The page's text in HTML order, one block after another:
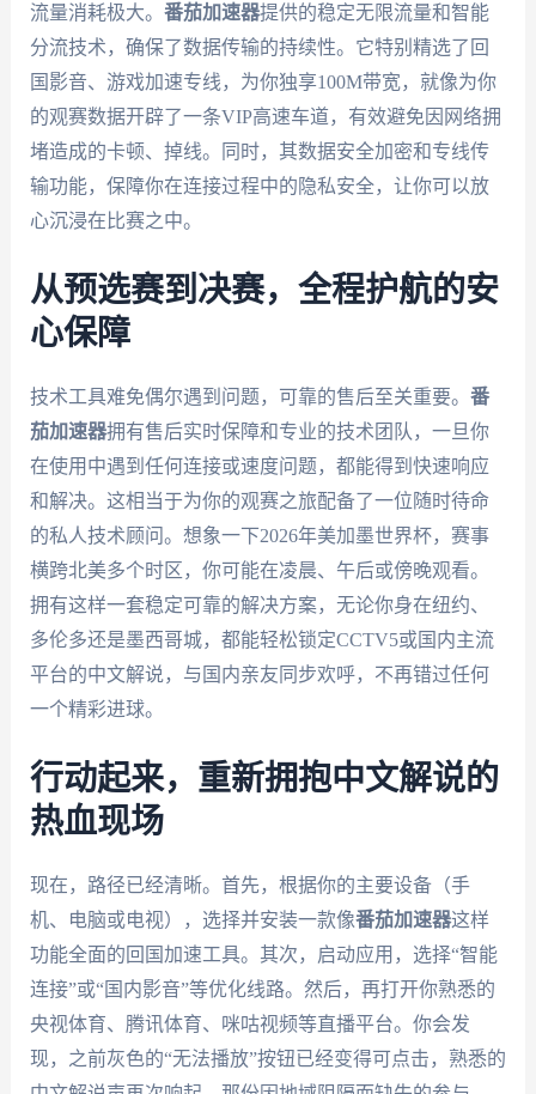
流量消耗极大。 番茄加速器提供的稳定无限流量和智能
分流技术，确保了数据传输的持续性。它特别精选了回
国影音、游戏加速专线，为你独享100M带宽，就像为你
的观赛数据开辟了一条VIP高速车道，有效避免因网络拥
堵造成的卡顿、掉线。同时，其数据安全加密和专线传
输功能，保障你在连接过程中的隐私安全，让你可以放
心沉浸在比赛之中。
从预选赛到决赛，全程护航的安
心保障
技术工具难免偶尔遇到问题，可靠的售后至关重要。 番
茄加速器拥有售后实时保障和专业的技术团队，一旦你
在使用中遇到任何连接或速度问题，都能得到快速响应
和解决。这相当于为你的观赛之旅配备了一位随时待命
的私人技术顾问。想象一下2026年美加墨世界杯，赛事
横跨北美多个时区，你可能在凌晨、午后或傍晚观看。
拥有这样一套稳定可靠的解决方案，无论你身在纽约、
多伦多还是墨西哥城，都能轻松锁定CCTV5或国内主流
平台的中文解说，与国内亲友同步欢呼，不再错过任何
一个精彩进球。
行动起来，重新拥抱中文解说的
热血现场
现在，路径已经清晰。首先，根据你的主要设备（手
机、电脑或电视），选择并安装一款像番茄加速器这样
功能全面的回国加速工具。其次，启动应用，选择“智能
连接”或“国内影音”等优化线路。然后，再打开你熟悉的
央视体育、腾讯体育、咪咕视频等直播平台。你会发
现，之前灰色的“无法播放”按钮已经变得可点击，熟悉的